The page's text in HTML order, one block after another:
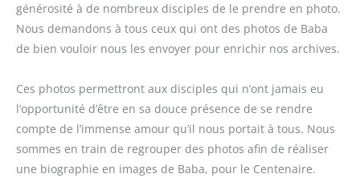
générosité à de nombreux disciples de le prendre en photo.
Nous demandons à tous ceux qui ont des photos de Baba
de bien vouloir nous les envoyer pour enrichir nos archives.
Ces photos permettront aux disciples qui n’ont jamais eu
l’opportunité d’être en sa douce présence de se rendre
compte de l’immense amour qu’il nous portait à tous. Nous
sommes en train de regrouper des photos afin de réaliser
une biographie en images de Baba, pour le Centenaire.